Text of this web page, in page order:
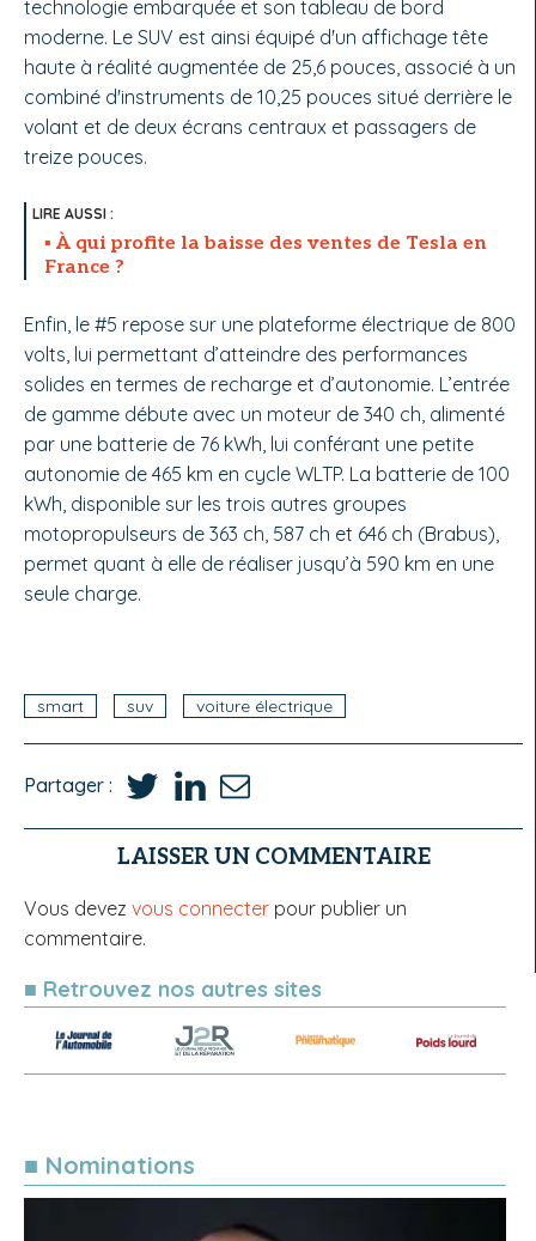
technologie embarquée et son tableau de bord
moderne. Le SUV est ainsi équipé d'un affichage tête
haute à réalité augmentée de 25,6 pouces, associé à un
combiné d'instruments de 10,25 pouces situé derrière le
volant et de deux écrans centraux et passagers de
treize pouces.
À qui profite la baisse des ventes de Tesla en
France ?
Enfin, le #5 repose sur une plateforme électrique de 800
volts, lui permettant d’atteindre des performances
solides en termes de recharge et d’autonomie. L’entrée
de gamme débute avec un moteur de 340 ch, alimenté
par une batterie de 76 kWh, lui conférant une petite
autonomie de 465 km en cycle WLTP. La batterie de 100
kWh, disponible sur les trois autres groupes
motopropulseurs de 363 ch, 587 ch et 646 ch (Brabus),
permet quant à elle de réaliser jusqu’à 590 km en une
seule charge.
smart suv voiture électrique
Partager :
LAISSER UN COMMENTAIRE
Vous devez vous connecter pour publier un
commentaire.
■ Retrouvez nos autres sites
■ Nominations